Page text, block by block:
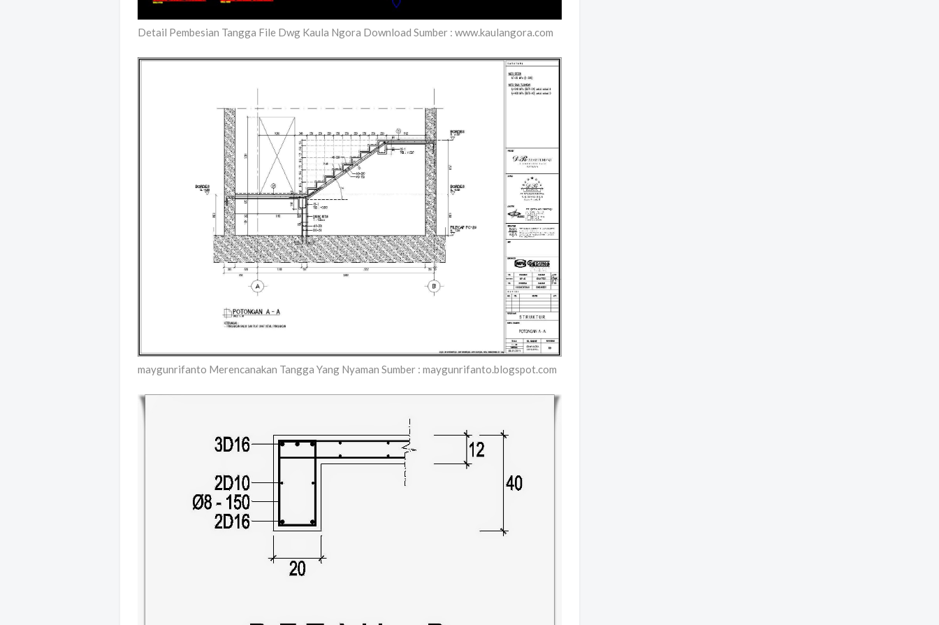
Detail Pembesian Tangga File Dwg Kaula Ngora Download Sumber : www.kaulangora.com
maygunrifanto Merencanakan Tangga Yang Nyaman Sumber : maygunrifanto.blogspot.com